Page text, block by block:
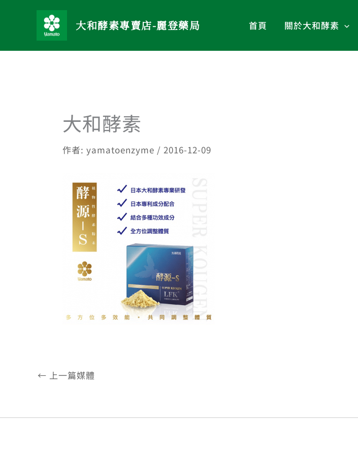
要
大和酵素專賣店-麗登藥局 首頁 關於大和酵素
大和酵素
作者: yamatoenzyme / 2016-12-09
← 上一篇媒體